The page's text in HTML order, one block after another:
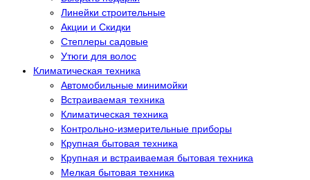
Линейки строительные
Акции и Скидки
Степлеры садовые
Утюги для волос
Климатическая техника
Автомобильные минимойки
Встраиваемая техника
Климатическая техника
Контрольно-измерительные приборы
Крупная бытовая техника
Крупная и встраиваемая бытовая техника
Мелкая бытовая техника